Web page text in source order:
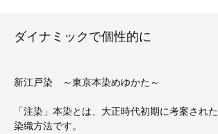
ダイナミックで個性的に
新江戸染 ～東京本染めゆかた～
「注染」本染とは、大正時代初期に考案された
染織方法です。